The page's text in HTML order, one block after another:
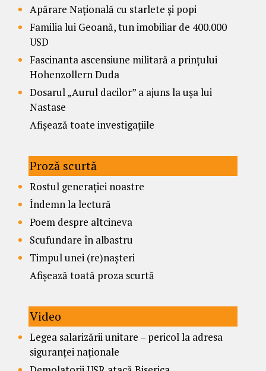
Apărare Națională cu starlete și popi
Familia lui Geoană, tun imobiliar de 400.000
USD
Fascinanta ascensiune militară a prințului
Hohenzollern Duda
Dosarul „Aurul dacilor” a ajuns la ușa lui
Nastase
Afișează toate investigațiile
Proză scurtă
Rostul generației noastre
Îndemn la lectură
Poem despre altcineva
Scufundare în albastru
Timpul unei (re)nașteri
Afișează toată proza scurtă
Video
Legea salarizării unitare – pericol la adresa
siguranței naționale